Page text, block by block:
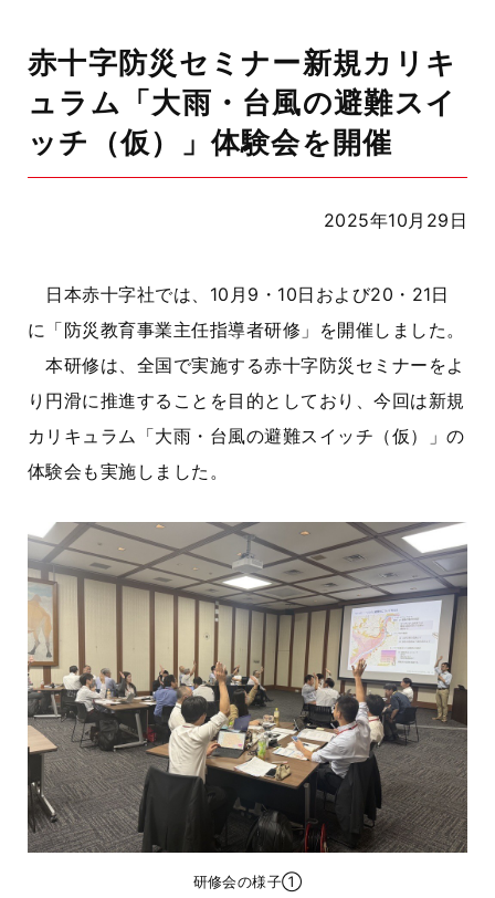
赤十字防災セミナー新規カリキ
ュラム「大雨・台風の避難スイ
ッチ（仮）」体験会を開催
2025年10月29日
日本赤十字社では、10月9・10日および20・21日
に「防災教育事業主任指導者研修」を開催しました。
本研修は、全国で実施する赤十字防災セミナーをよ
り円滑に推進することを目的としており、今回は新規
カリキュラム「大雨・台風の避難スイッチ（仮）」の
体験会も実施しました。
研修会の様子①